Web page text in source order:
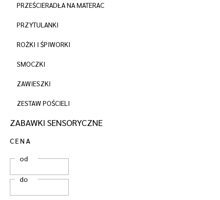
PRZEŚCIERADŁA NA MATERAC
PRZYTULANKI
ROŻKI I ŚPIWORKI
SMOCZKI
ZAWIESZKI
ZESTAW POŚCIELI
ZABAWKI SENSORYCZNE
CENA
od
do